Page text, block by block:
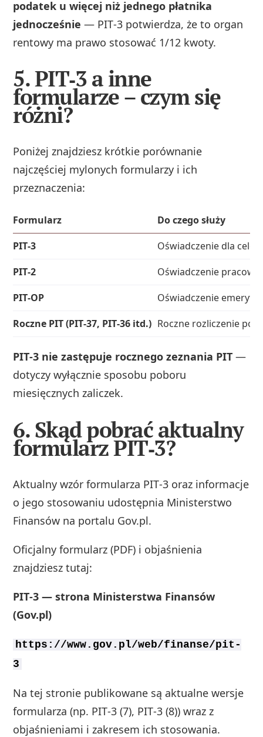
podatek u więcej niż jednego płatnika
jednocześnie — PIT‑3 potwierdza, że to organ
rentowy ma prawo stosować 1/12 kwoty.
5. PIT‑3 a inne
formularze – czym się
różni?
Poniżej znajdziesz krótkie porównanie
najczęściej mylonych formularzy i ich
przeznaczenia:
Formularz
Do czego służy
PIT‑3
Oświadczenie dla
PIT‑2
Oświadczenie
PIT‑OP
Oświadczenie
Roczne PIT (PIT‑37, PIT‑36 itd.) Roczne rozliczenie
PIT‑3 nie zastępuje rocznego zeznania PIT —
dotyczy wyłącznie sposobu poboru
miesięcznych zaliczek.
6. Skąd pobrać aktualny
formularz PIT‑3?
Aktualny wzór formularza PIT‑3 oraz informacje
o jego stosowaniu udostępnia Ministerstwo
Finansów na portalu Gov.pl.
Oficjalny formularz (PDF) i objaśnienia
znajdziesz tutaj:
PIT‑3 — strona Ministerstwa Finansów
(Gov.pl)
https://www.gov.pl/web/finanse/pit-
3
Na tej stronie publikowane są aktualne wersje
formularza (np. PIT‑3 (7), PIT‑3 (8)) wraz z
objaśnieniami i zakresem ich stosowania.